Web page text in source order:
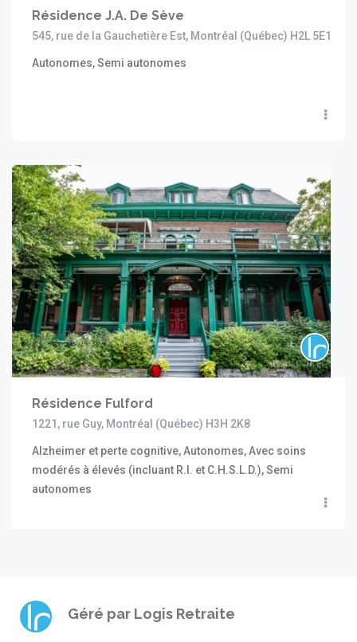
Résidence J.A. De Sève
545, rue de la Gauchetière Est, Montréal (Québec) H2L 5E1
Autonomes, Semi autonomes
Résidence Fulford
1221, rue Guy, Montréal (Québec) H3H 2K8
Alzheimer et perte cognitive, Autonomes, Avec soins
modérés à élevés (incluant R.I. et C.H.S.L.D.), Semi
autonomes
Géré par Logis Retraite